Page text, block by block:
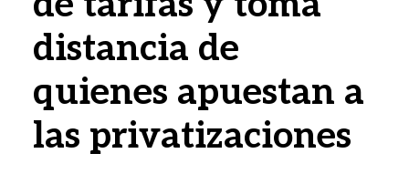
distancia de
quienes apuestan a
las privatizaciones